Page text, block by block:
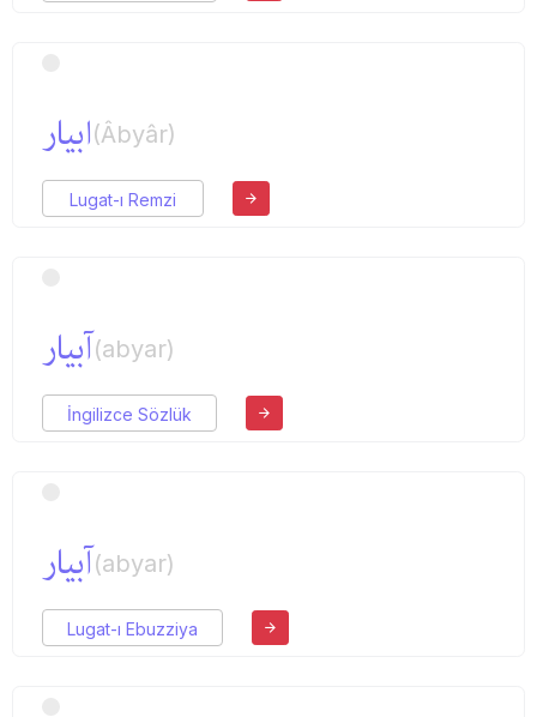
ابیار(Âbyâr)
Lugat-ı Remzi
آبیار(abyar)
İngilizce Sözlük
آبیار(abyar)
Lugat-ı Ebuzziya